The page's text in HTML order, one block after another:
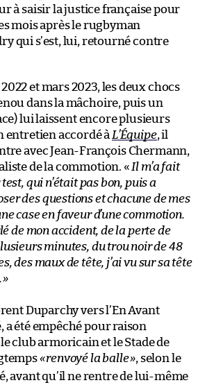
à saisir la justice française pour
mois après le rugbyman
qui s’est, lui, retourné contre
et mars 2023, les deux chocs
dans la mâchoire, puis un
lui laissent encore plusieurs
entretien accordé à L’Équipe, il
avec Jean-François Chermann,
de la commotion. « Il m’a fait
qui n’était pas bon, puis a
des questions et chacune de mes
case en faveur d’une commotion.
de mon accident, de la perte de
minutes, du trou noir de 48
des maux de tête, j’ai vu sur sa tête
»
Duparchy vers l’En Avant
a été empêché pour raison
club armoricain et le Stade de
«renvoyé la balle», selon le
avant qu’il ne rentre de lui-même